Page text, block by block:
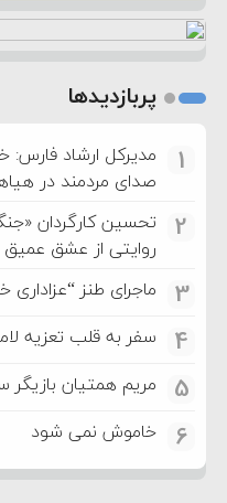
پربازدیدها
1
مدیرکل ارشاد فارس:
صدای مردمند در
2
تحسین کارگردان
روایتی از عشق عمیق
3 ماجرای طنز “عزاداری
4 سفر به قلب تعزیه لامرد از نگاه
5 مریم همتیان
6 خاموش نمی شود